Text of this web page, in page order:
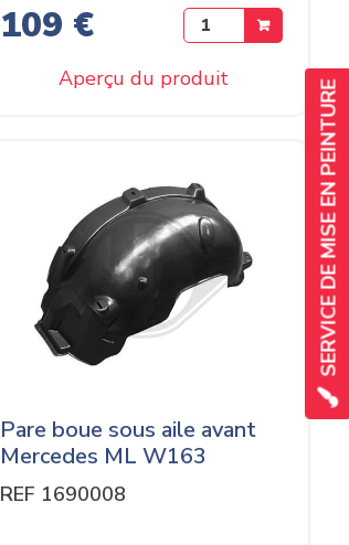
109 €
Aperçu du produit
Pare boue sous aile avant
Mercedes ML W163
REF 1690008
SERVICE DE MISE EN PEINTURE